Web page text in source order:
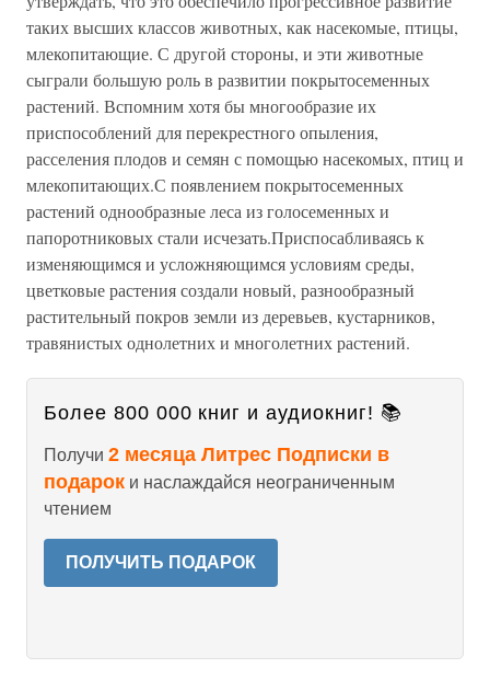
таких высших классов животных, как насекомые, птицы,
млекопитающие. С другой стороны, и эти животные
сыграли большую роль в развитии покрытосеменных
растений. Вспомним хотя бы многообразие их
приспособлений для перекрестного опыления,
расселения плодов и семян с помощью насекомых, птиц и
млекопитающих.С появлением покрытосеменных
растений однообразные леса из голосеменных и
папоротниковых стали исчезать.Приспосабливаясь к
изменяющимся и усложняющимся условиям среды,
цветковые растения создали новый, разнообразный
растительный покров земли из деревьев, кустарников,
травянистых однолетних и многолетних растений.
Более 800 000 книг и аудиокниг! 📚
Получи 2 месяца Литрес Подписки в
подарок и наслаждайся неограниченным
чтением
ПОЛУЧИТЬ ПОДАРОК